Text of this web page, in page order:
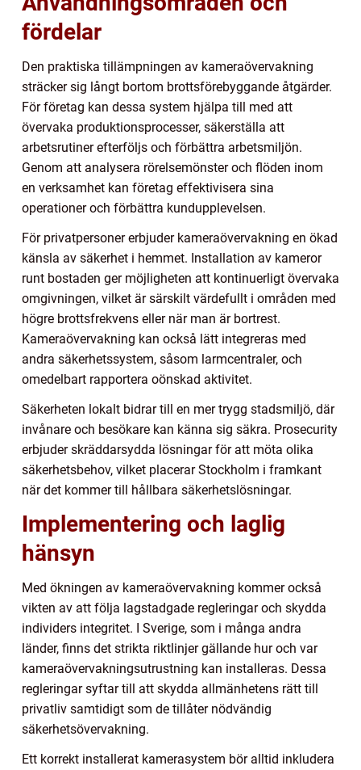
fördelar
Den praktiska tillämpningen av kameraövervakning
sträcker sig långt bortom brottsförebyggande åtgärder.
För företag kan dessa system hjälpa till med att
övervaka produktionsprocesser, säkerställa att
arbetsrutiner efterföljs och förbättra arbetsmiljön.
Genom att analysera rörelsemönster och flöden inom
en verksamhet kan företag effektivisera sina
operationer och förbättra kundupplevelsen.
För privatpersoner erbjuder kameraövervakning en ökad
känsla av säkerhet i hemmet. Installation av kameror
runt bostaden ger möjligheten att kontinuerligt övervaka
omgivningen, vilket är särskilt värdefullt i områden med
högre brottsfrekvens eller när man är bortrest.
Kameraövervakning kan också lätt integreras med
andra säkerhetssystem, såsom larmcentraler, och
omedelbart rapportera oönskad aktivitet.
Säkerheten lokalt bidrar till en mer trygg stadsmiljö, där
invånare och besökare kan känna sig säkra. Prosecurity
erbjuder skräddarsydda lösningar för att möta olika
säkerhetsbehov, vilket placerar Stockholm i framkant
när det kommer till hållbara säkerhetslösningar.
Implementering och laglig
hänsyn
Med ökningen av kameraövervakning kommer också
vikten av att följa lagstadgade regleringar och skydda
individers integritet. I Sverige, som i många andra
länder, finns det strikta riktlinjer gällande hur och var
kameraövervakningsutrustning kan installeras. Dessa
regleringar syftar till att skydda allmänhetens rätt till
privatliv samtidigt som de tillåter nödvändig
säkerhetsövervakning.
Ett korrekt installerat kamerasystem bör alltid inkludera